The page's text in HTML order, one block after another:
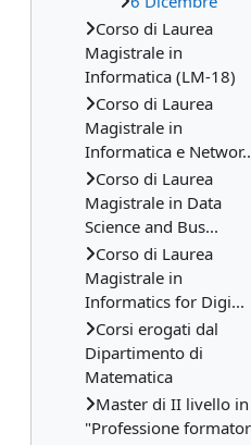
Corso di Laurea
Magistrale in
Informatica (LM-18)
Corso di Laurea
Magistrale in
Informatica e
Corso di Laurea
Magistrale in Data
Science and Bus...
Corso di Laurea
Magistrale in
Informatics for Digi...
Corsi erogati dal
Dipartimento di
Matematica
Master di II livello in
"Professione